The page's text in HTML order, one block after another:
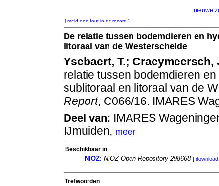
nieuwe
[ meld een fout in dit record ]
De relatie tussen bodemdieren en
litoraal van de Westerschelde
Ysebaert, T.; Craeymeersch,
relatie tussen bodemdieren
sublitoraal en litoraal van de
Report, C066/16. IMARES
Deel van: IMARES
IJmuiden, meer
Beschikbaar in
NIOZ: NIOZ Open Repository 298668 [ download
Trefwoorden